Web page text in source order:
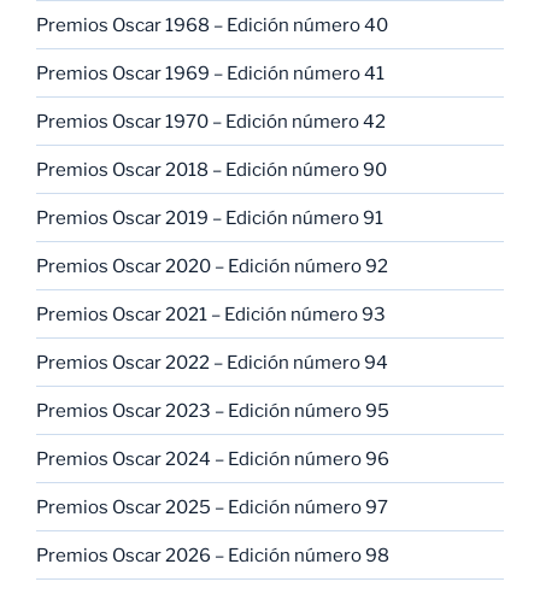
Premios Oscar 1968 – Edición número 40
Premios Oscar 1969 – Edición número 41
Premios Oscar 1970 – Edición número 42
Premios Oscar 2018 – Edición número 90
Premios Oscar 2019 – Edición número 91
Premios Oscar 2020 – Edición número 92
Premios Oscar 2021 – Edición número 93
Premios Oscar 2022 – Edición número 94
Premios Oscar 2023 – Edición número 95
Premios Oscar 2024 – Edición número 96
Premios Oscar 2025 – Edición número 97
Premios Oscar 2026 – Edición número 98